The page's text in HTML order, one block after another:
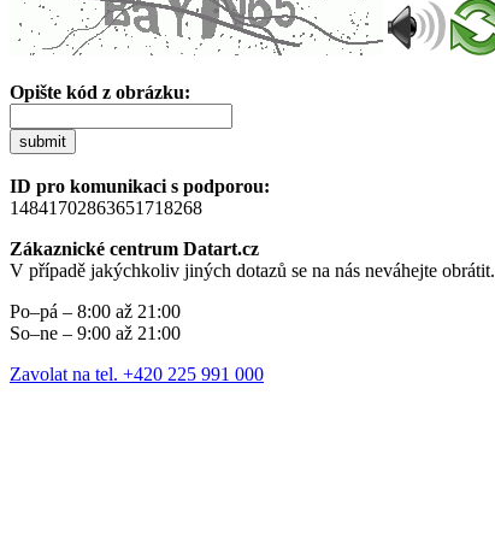
Opište kód z obrázku:
submit
ID pro komunikaci s podporou:
14841702863651718268
Zákaznické centrum Datart.cz
V případě jakýchkoliv jiných dotazů se na nás neváhejte obrátit.
Po–pá – 8:00 až 21:00
So–ne – 9:00 až 21:00
Zavolat na tel. +420 225 991 000